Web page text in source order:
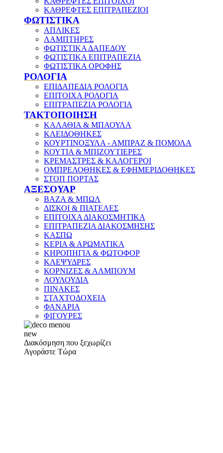
ΚΑΘΡΕΦΤΕΣ ΕΠΙΤΡΑΠΕΖΙΟΙ
ΦΩΤΙΣΤΙΚΑ
ΑΠΛΙΚΕΣ
ΛΑΜΠΤΗΡΕΣ
ΦΩΤΙΣΤΙΚΑ ΔΑΠΕΔΟΥ
ΦΩΤΙΣΤΙΚΑ ΕΠΙΤΡΑΠΕΖΙΑ
ΦΩΤΙΣΤΙΚΑ ΟΡΟΦΗΣ
ΡΟΛΟΓΙΑ
ΕΠΙΔΑΠΕΔΙΑ ΡΟΛΟΓΙΑ
ΕΠΙΤΟΙΧΑ ΡΟΛΟΓΙΑ
ΕΠΙΤΡΑΠΕΖΙΑ ΡΟΛΟΓΙΑ
ΤΑΚΤΟΠΟΙΗΣΗ
ΚΑΛΑΘΙΑ & ΜΠΑΟΥΛΑ
ΚΛΕΙΔΟΘΗΚΕΣ
ΚΟΥΡΤΙΝΟΞΥΛΑ - ΑΜΠΡΑΖ & ΠΟΜΟΛΑ
ΚΟΥΤΙΑ & ΜΠΙΖΟΥΤΙΕΡΕΣ
ΚΡΕΜΑΣΤΡΕΣ & ΚΑΛΟΓΕΡΟΙ
ΟΜΠΡΕΛΟΘΗΚΕΣ & ΕΦΗΜΕΡΙΔΟΘΗΚΕΣ
ΣΤΟΠ ΠΟΡΤΑΣ
ΑΞΕΣΟΥΑΡ
ΒΑΖΑ & ΜΠΩΛ
ΔΙΣΚΟΙ & ΠΙΑΤΕΛΕΣ
ΕΠΙΤΟΙΧΑ ΔΙΑΚΟΣΜΗΤΙΚΑ
ΕΠΙΤΡΑΠΕΖΙΑ ΔΙΑΚΟΣΜΗΣΗΣ
ΚΑΣΠΩ
ΚΕΡΙΑ & ΑΡΩΜΑΤΙΚΑ
ΚΗΡΟΠΗΓΙΑ & ΦΩΤΟΦΟΡ
ΚΛΕΨΥΔΡΕΣ
ΚΟΡΝΙΖΕΣ & ΑΛΜΠΟΥΜ
ΛΟΥΛΟΥΔΙΑ
ΠΙΝΑΚΕΣ
ΣΤΑΧΤΟΔΟΧΕΙΑ
ΦΑΝΑΡΙΑ
ΦΙΓΟΥΡΕΣ
new
Διακόσμηση που ξεχωρίζει
Αγοράστε Τώρα